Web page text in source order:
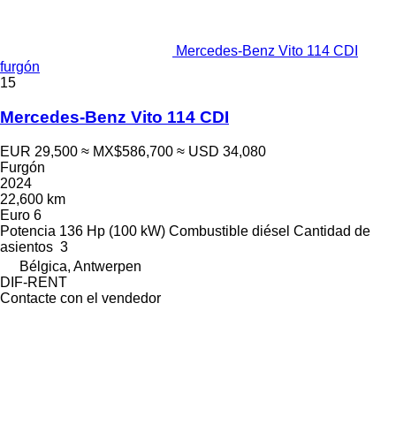
Mercedes-Benz Vito 114 CDI
furgón
15
Mercedes-Benz Vito 114 CDI
EUR 29,500 ≈ MX$586,700 ≈ USD 34,080
Furgón
2024
22,600 km
Euro 6
Potencia 136 Hp (100 kW) Combustible diésel Cantidad de
asientos 3
Bélgica, Antwerpen
DIF-RENT
Contacte con el vendedor